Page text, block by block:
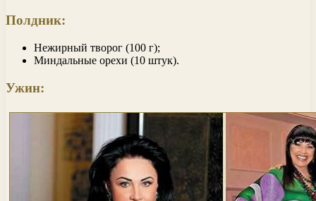
Полдник:
Нежирный творог (100 г);
Миндальные орехи (10 штук).
Ужин: